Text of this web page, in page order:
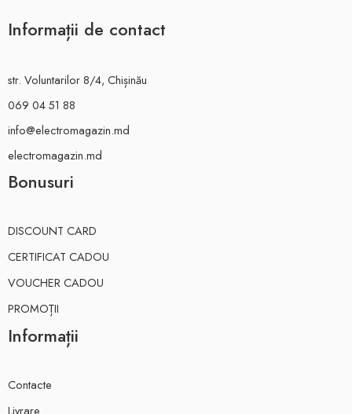
Informații de contact
str. Voluntarilor 8/4, Chișinău
069 04 51 88
info@electromagazin.md
electromagazin.md
Bonusuri
DISCOUNT CARD
CERTIFICAT CADOU
VOUCHER CADOU
PROMOȚII
Informații
Contacte
Livrare